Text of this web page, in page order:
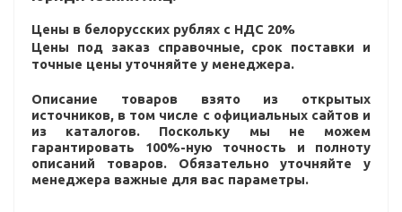
Цены в белорусских рублях с НДС 20%
Цены под заказ справочные, срок поставки и
точные цены уточняйте у менеджера.
Описание товаров взято из открытых
источников, в том числе с официальных сайтов и
из каталогов. Поскольку мы не можем
гарантировать 100%-ную точность и полноту
описаний товаров. Обязательно уточняйте у
менеджера важные для вас параметры.